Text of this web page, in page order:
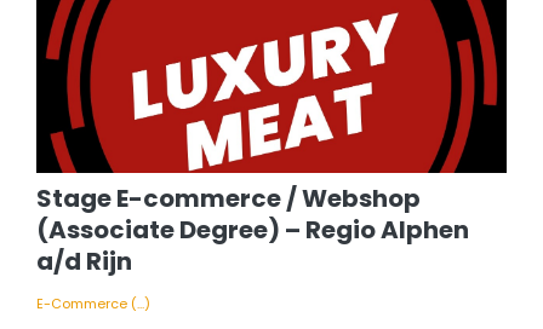
Stage E-commerce / Webshop
(Associate Degree) – Regio Alphen
a/d Rijn
E-Commerce (...)